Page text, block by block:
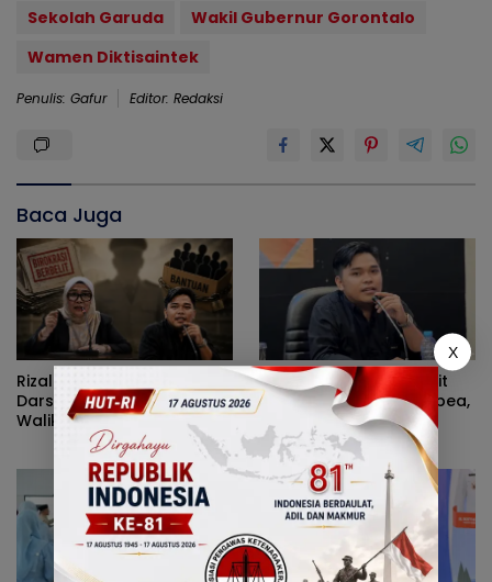
Sekolah Garuda
Wakil Gubernur Gorontalo
Wamen Diktisaintek
Penulis: Gafur Editor: Redaksi
Baca Juga
Rizal Agu Sarankan Sri
Darsianti Tuna Tegur
Walikota Adhan Dambea
Ketimbang Dinas
Kumperindag Pemprov
Gorontalo
Diduga Kerap Dipersulit
Wali Kota Adhan Dambea,
Kasihan Warga Kota
Gorontalo Jarang Dapat
Bantuan Pemprov
X